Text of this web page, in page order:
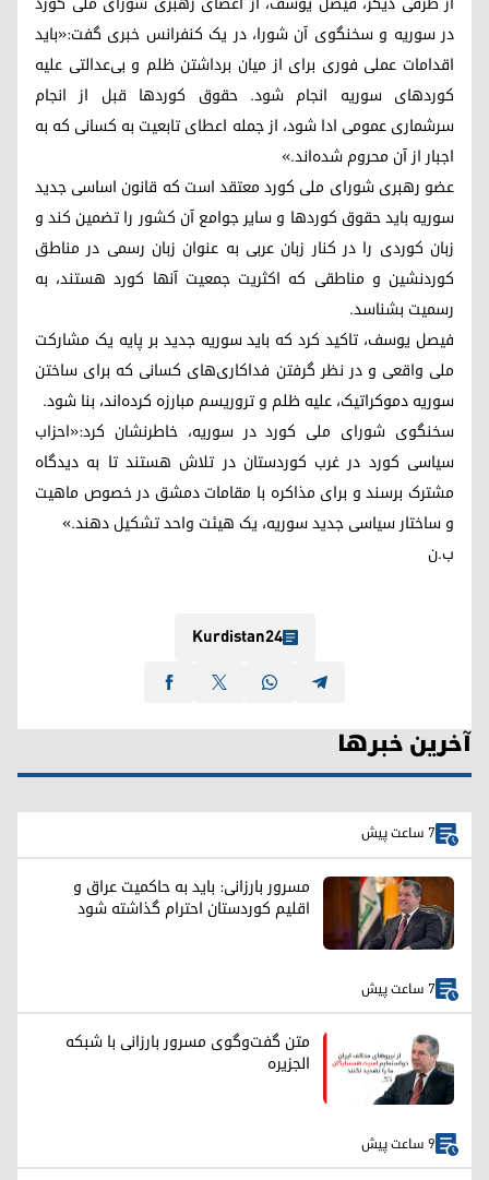
در سوریه و سخنگوی آن شورا، در یک کنفرانس خبری گفت:«باید
اقدامات عملی فوری برای از میان برداشتن ظلم و بی‌عدالتی علیه
کوردهای سوریه انجام شود. حقوق کوردها قبل از انجام
سرشماری عمومی ادا شود، از جمله اعطای تابعیت به کسانی که به
اجبار از آن محروم شده‌اند.»
عضو رهبری شورای ملی کورد معتقد است که قانون اساسی جدید
سوریه باید حقوق کوردها و سایر جوامع آن کشور را تضمین کند و
زبان کوردی را در کنار زبان عربی به عنوان زبان رسمی در مناطق
کوردنشین و مناطقی که اکثریت جمعیت آنها کورد هستند، به
رسمیت بشناسد.
فیصل یوسف، تاکید کرد که باید سوریه جدید بر پایه یک مشارکت
ملی واقعی و در نظر گرفتن فداکاری‌های کسانی که برای ساختن
سوریه دموکراتیک، علیه ظلم و تروریسم مبارزه کرده‌اند، بنا شود.
سخنگوی شورای ملی کورد در سوریه، خاطرنشان کرد:«احزاب
سیاسی کورد در غرب کوردستان در تلاش هستند تا به دیدگاه
مشترک برسند و برای مذاکره با مقامات دمشق در خصوص ماهیت
و ساختار سیاسی جدید سوریه، یک هیئت واحد تشکیل دهند.»
ب.ن
Kurdistan24
آخرین خبرها
7 ساعت پیش
مسرور بارزانی: باید به حاکمیت عراق و
اقلیم کوردستان احترام گذاشته شود
7 ساعت پیش
متن گفت‌وگوی مسرور بارزانی با شبکه
الجزیره
9 ساعت پیش